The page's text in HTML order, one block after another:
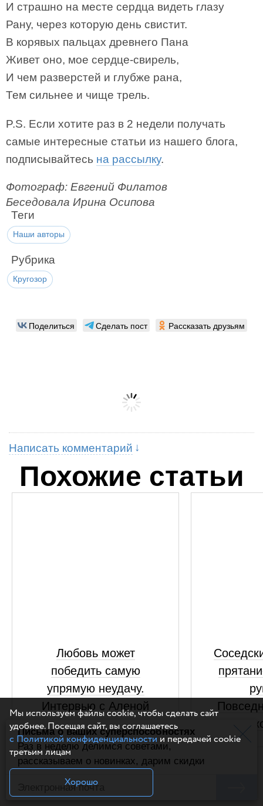
И страшно на месте сердца видеть глазу
Рану, через которую день свистит.
В корявых пальцах древнего Пана
Живет оно, мое сердце-свирель,
И чем разверстей и глубже рана,
Тем сильнее и чище трель.
P.S. Если хотите раз в 2 недели получать
самые интересные статьи из нашего блога,
подписывайтесь на рассылку.
Фотограф: Евгений Филатов
Беседовала Ирина Осипова
Теги
Наши авторы
Рубрика
Кругозор
Письма о ваших суперспособностях
Раз в неделю делимся советами,
рассказываем о новинках, дарим скидки
Поделиться Сделать пост Рассказать друзьям
Написать комментарий
Похожие статьи
Любовь может
победить самую
упрямую неудачу.
Интервью с Аленой
Филипенко, автором
«Укради его удачу»
Мы используем файлы cookie, чтобы сделать сайт
удобнее. Посещая сайт, вы соглашаетесь
с Политикой конфиденциальностии передачей cookie
третьим лицам
Хорошо